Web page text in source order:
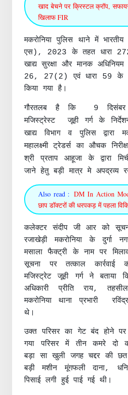
खाद बेचने पर क्रिस्टल क्रॉप,
खिलाफ FIR
मकरोनिया पुलिस थाने में
एस), 2023 के तहत धारा
खाद्य सुरक्षा और मानक
26, 27(2) एवं धारा 59 के
किया गया है।
गौरतलब है कि 9 दिसंबर
मजिस्ट्रेस्ट जूही गर्ग के
खाद्य विभाग व पुलिस द्वारा
महालक्ष्मी ट्रेडर्स का औचक
श्री प्रताप आहूजा के द्वारा
जाने हेतु बड़ी मात्र मे अपद्रव्य
Also read : DM In Action
छाप डॉक्टरों की धरपकड़ में पहला
कलेक्टर संदीप जी आर को
रजाखेड़ी मकरोनिया के
मसाला फैक्ट्री के नाम पर
सूचना पर तत्काल कार्रवाई
मजिस्ट्रेट जूही गर्ग ने बताया
अधिकारी प्रीति राय,
मकरोनिया थाना प्रभारी
थे।
उक्त परिसर का गेट बंद होने पर
गया परिसर में तीन कमरे दो
बड़ा सा खुली जगह चद्दर की
बड़ी मशीन मूंगफली दाना,
पिसाई लगी हुई पाई गई थी।